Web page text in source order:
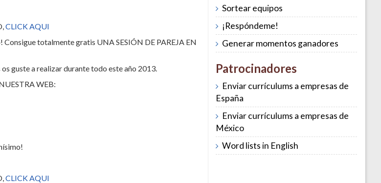
CLICK AQUI
totalmente gratis UNA SESIÓN DE PAREJA EN
guste a realizar durante todo este año 2013.
WEB:
CLICK AQUI
Sortear equipos
¡Respóndeme!
Generar momentos ganadores
Patrocinadores
Enviar currículums a empresas de
España
Enviar currículums a empresas de
México
Word lists in English